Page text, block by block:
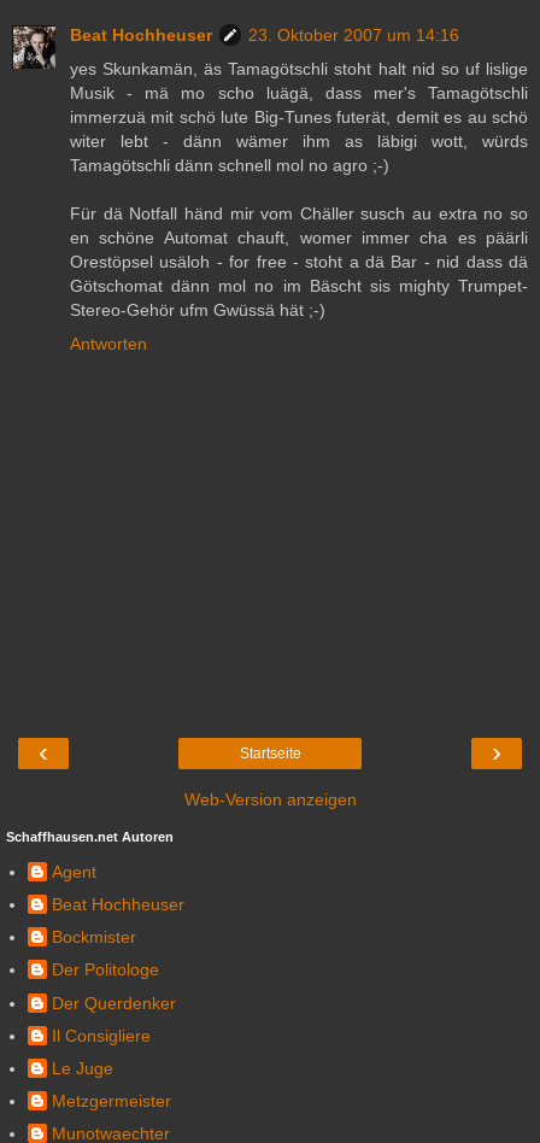
Beat Hochheuser
23. Oktober 2007 um 14:16
yes Skunkamän, äs Tamagötschli stoht halt nid so uf lislige
Musik - mä mo scho luägä, dass mer's Tamagötschli
immerzuä mit schö lute Big-Tunes futerät, demit es au schö
witer lebt - dänn wämer ihm as läbigi wott, würds
Tamagötschli dänn schnell mol no agro ;-)
Für dä Notfall händ mir vom Chäller susch au extra no so
en schöne Automat chauft, womer immer cha es päärli
Orestöpsel usäloh - for free - stoht a dä Bar - nid dass dä
Götschomat dänn mol no im Bäscht sis mighty Trumpet-
Stereo-Gehör ufm Gwüssä hät ;-)
Antworten
‹ ›
Startseite
Web-Version anzeigen
Schaffhausen.net Autoren
Agent
Beat Hochheuser
Bockmister
Der Politologe
Der Querdenker
Il Consigliere
Le Juge
Metzgermeister
Munotwaechter